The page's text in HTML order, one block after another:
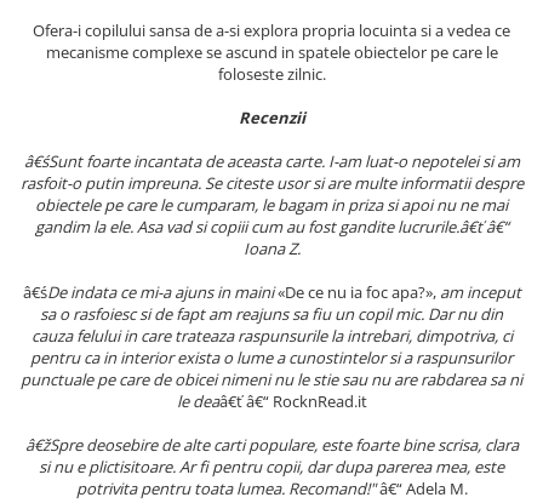
Clasa a VII-a
Limbi Straine
Povesti
Povesti ilustrate
Realitatea Augmentata
Religie pentru copii
ScienceConnection
Ofera-i copilului sansa de a-si explora propria locuinta si a vedea ce
mecanisme complexe se ascund in spatele obiectelor pe care le
foloseste zilnic.
Recenzii
â€śSunt foarte incantata de aceasta carte. I-am luat-o nepotelei si am
rasfoit-o putin impreuna. Se citeste usor si are multe informatii despre
obiectele pe care le cumparam, le bagam in priza si apoi nu ne mai
gandim la ele. Asa vad si copiii cum au fost gandite lucrurile.â€ť â€“
Ioana Z.
â€śDe indata ce mi-a ajuns in maini«De ce nu ia foc apa?», am inceput
sa o rasfoiesc si de fapt am reajuns sa fiu un copil mic. Dar nu din
cauza felului in care trateaza raspunsurile la intrebari, dimpotriva, ci
pentru ca in interior exista o lume a cunostintelor si a raspunsurilor
punctuale pe care de obicei nimeni nu le stie sau nu are rabdarea sa ni
le deaâ€ť â€“ RocknRead.it
â€žSpre deosebire de alte carti populare, este foarte bine scrisa, clara
si nu e plictisitoare. Ar fi pentru copii, dar dupa parerea mea, este
potrivita pentru toata lumea. Recomand!"â€“ Adela M.